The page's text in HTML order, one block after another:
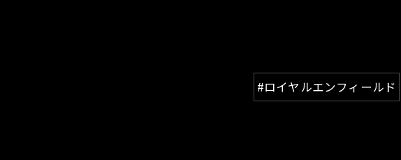
#ロイヤルエンフィールド